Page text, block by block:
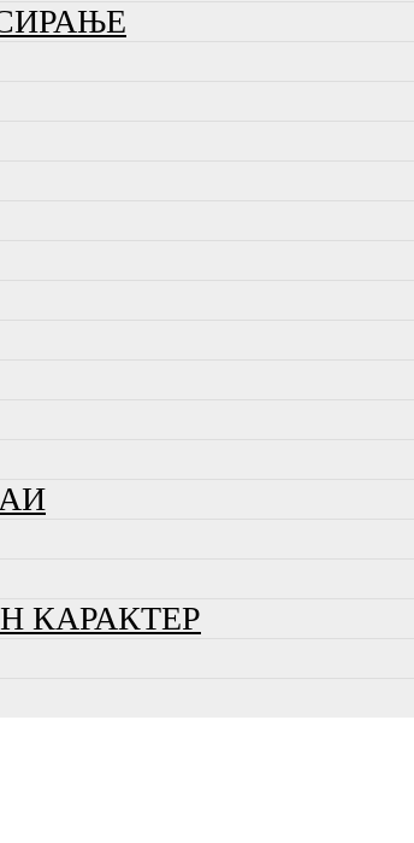
КАРАКТЕР